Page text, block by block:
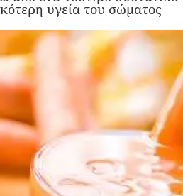
υγεία του σώματος